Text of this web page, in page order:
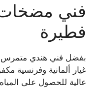
فني مضخات
فطيرة
بفضل فني هندي متمرس
غيار ألمانية وفرنسية
عالية للحصول على